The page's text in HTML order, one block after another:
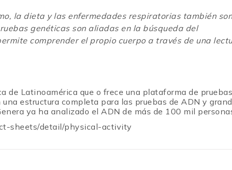
la dieta y las enfermedades respiratorias también son
genéticas son aliadas en la búsqueda del
comprender el propio cuerpo a través de una
de Latinoamérica que o frece una plataforma de
estructura completa para las pruebas de ADN y
ya ha analizado el ADN de más de 100 mil
sheets/detail/physical-activity